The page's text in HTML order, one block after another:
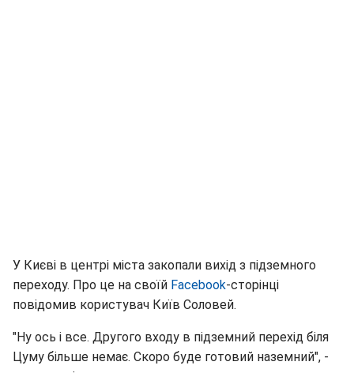
У Києві в центрі міста закопали вихід з підземного
переходу. Про це на своїй Facebook-сторінці
повідомив користувач Київ Соловей.
"Ну ось і все. Другого входу в підземний перехід біля
Цуму більше немає. Скоро буде готовий наземний", -